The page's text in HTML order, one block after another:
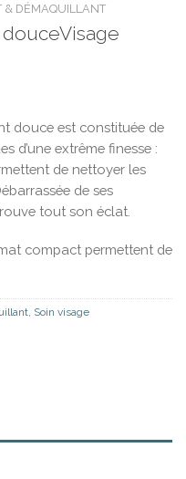
& DÉMAQUILLANT
douce est constituée de
d’une extrême finesse :
de nettoyer les
de ses
tout son éclat.
compact permettent de
, Soin visage